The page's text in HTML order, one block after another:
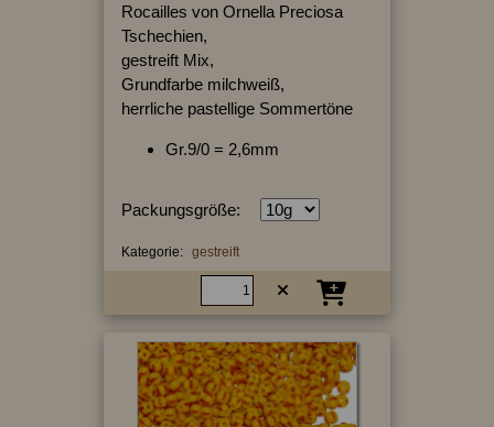
Rocailles von Ornella Preciosa
Tschechien,
gestreift Mix,
Grundfarbe milchweiß,
herrliche pastellige Sommertöne
Gr.9/0 = 2,6mm
Packungsgröße:
Kategorie: gestreift